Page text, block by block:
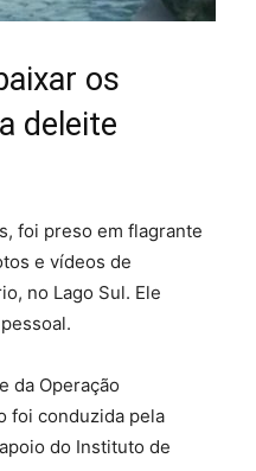
os
deleite
foi preso em flagrante
e vídeos de
no Lago Sul. Ele
da Operação
foi conduzida pela
do Instituto de